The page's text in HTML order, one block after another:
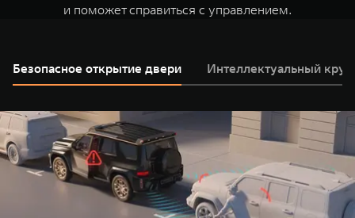
и поможет справиться с управлением.
Безопасное открытие двери Интеллектуальный